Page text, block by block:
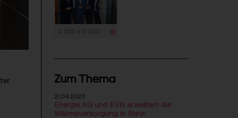
3 000 x 2 000
Zum Thema
21.04.2023
Energie AG und EVN erweitern die
Wärmeversorgung in Steyr